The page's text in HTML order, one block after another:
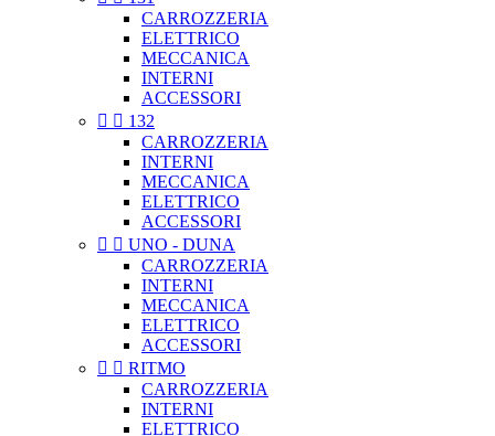
CARROZZERIA
ELETTRICO
MECCANICA
INTERNI
ACCESSORI
  132
CARROZZERIA
INTERNI
MECCANICA
ELETTRICO
ACCESSORI
  UNO - DUNA
CARROZZERIA
INTERNI
MECCANICA
ELETTRICO
ACCESSORI
  RITMO
CARROZZERIA
INTERNI
ELETTRICO